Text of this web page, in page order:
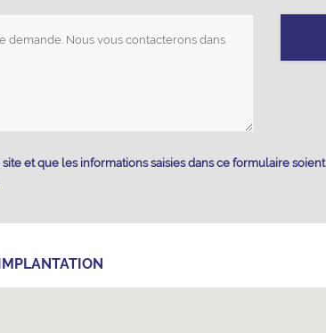
site et que les informations saisies dans ce formulaire soient
IMPLANTATION